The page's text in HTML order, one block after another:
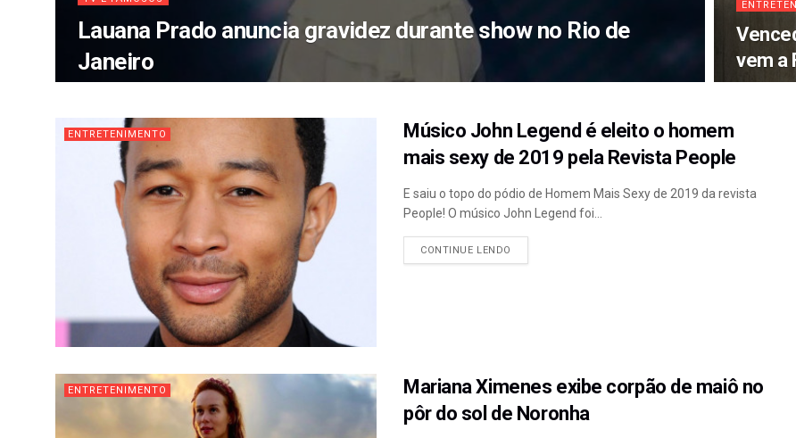
Lauana Prado anuncia gravidez durante show no Rio de
Janeiro
vem a
ENTRETENIMENTO
Músico John Legend é eleito o homem
mais sexy de 2019 pela Revista People
E saiu o topo do pódio de Homem Mais Sexy de 2019 da revista
People! O músico John Legend foi...
CONTINUE LENDO
ENTRETENIMENTO
Mariana Ximenes exibe corpão de maiô no
pôr do sol de Noronha